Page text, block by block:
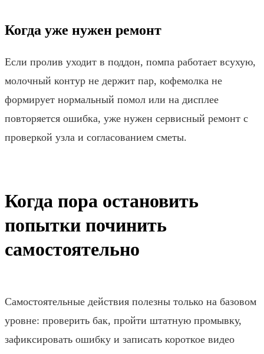
Когда уже нужен ремонт
Если пролив уходит в поддон, помпа работает всухую,
молочный контур не держит пар, кофемолка не
формирует нормальный помол или на дисплее
повторяется ошибка, уже нужен сервисный ремонт с
проверкой узла и согласованием сметы.
Когда пора остановить
попытки починить
самостоятельно
Самостоятельные действия полезны только на базовом
уровне: проверить бак, пройти штатную промывку,
зафиксировать ошибку и записать короткое видео